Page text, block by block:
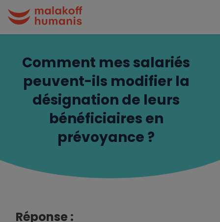
Comment mes salariés
peuvent-ils modifier la
désignation de leurs
bénéficiaires en
prévoyance ?
Réponse :